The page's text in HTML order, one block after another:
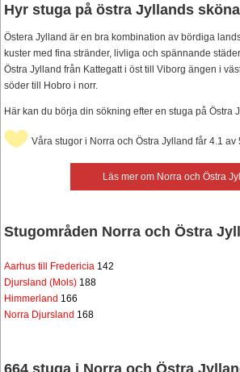
Hyr stuga på östra Jyllands
Östera Jylland är en bra kombination av bördiga
kuster med fina stränder, livliga och spännande
Östra Jylland från Kattegatt i öst till Viborg ängen i
söder till Hobro i norr.
Här kan du börja din sökning efter en stuga på Östra
Läs mer om Norra och Östra
Våra stugor i Norra och Östra Jylland får 4.1
Stugområden Norra och Östra
Aarhus till Fredericia 142
Djursland (Mols) 188
Himmerland 166
Norra Djursland 168